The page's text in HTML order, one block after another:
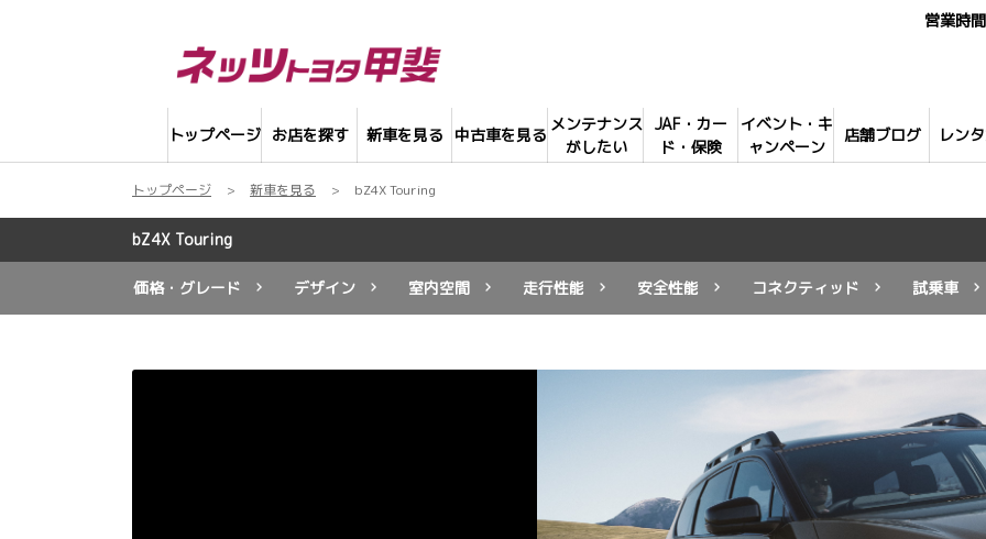
トップページ お店を探す 新車を見る 中古車を見る
メンテナンス
がしたい
JAF・カー
ド・保険
イベント・キ
ャンペーン
店舗ブログ レン
営業時
トップページ 新車を見る bZ4X Touring
bZ4X Touring
価格・グレード デザイン 室内空間 走行性能 安全性能 コネクティッド 試乗車